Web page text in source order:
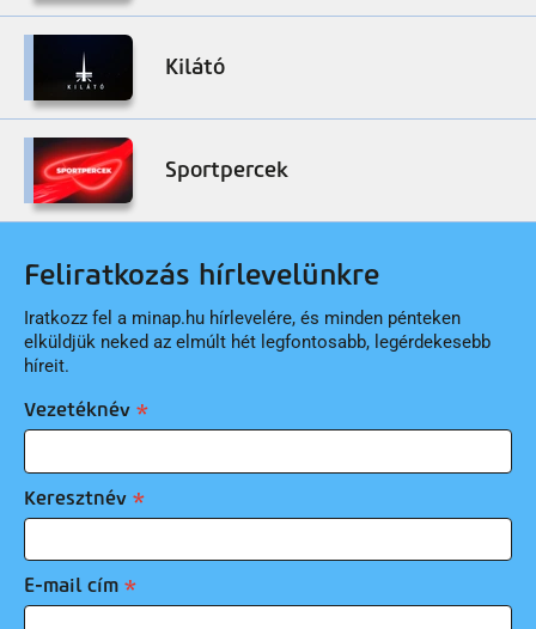
Kilátó
Sportpercek
Feliratkozás hírlevelünkre
Iratkozz fel a minap.hu hírlevelére, és minden pénteken
elküldjük neked az elmúlt hét legfontosabb, legérdekesebb
híreit.
Vezetéknév
Keresztnév
E-mail cím